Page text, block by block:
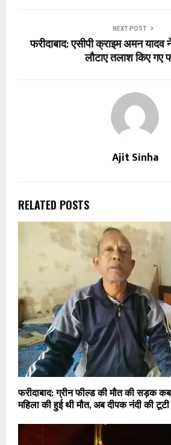
NEXT POST
फरीदाबाद: एसीपी क्राइम अमन
लौटाए तलाश किए गए
Ajit Sinha
RELATED POSTS
फरीदाबाद: ग्रीन फील्ड की मौत की सड़क
महिला की हुई थी मौत, अब दीपक नंदी की